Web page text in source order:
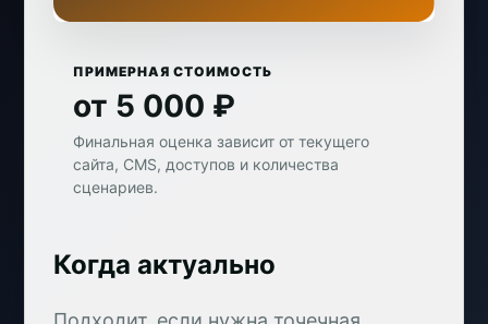
ПРИМЕРНАЯ СТОИМОСТЬ
от 5 000 ₽
Финальная оценка зависит от текущего
сайта, CMS, доступов и количества
сценариев.
Когда актуально